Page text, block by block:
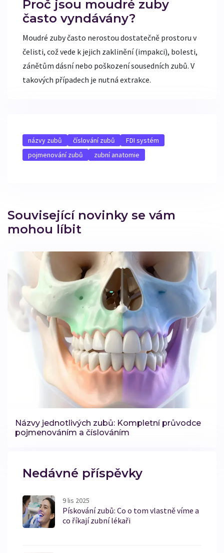
Proč jsou moudré zuby
často vyndávány?
Moudré zuby často nerostou dostatečně prostoru v
čelisti, což vede k jejich zaklinění (impakci), bolesti,
zánětům dásní nebo poškození sousedních zubů. V
takových případech je nutná extrakce.
názvy zubů číslování zubů
FDI systém
pojmenování zubů
zubní anatomie
Související novinky se vám
mohou líbit
Názvy jednotlivých zubů: Kompletní průvodce
pojmenováním a číslováním
Nedávné příspěvky
9 lis 2025
Pískování zubů: Co o tom vlastně víme a
co říkají zubní lékaři